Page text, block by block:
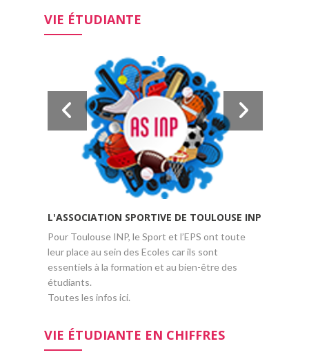
VIE ÉTUDIANTE
L'ASSOCIATION SPORTIVE DE TOULOUSE INP
Pour Toulouse INP, le Sport et l’EPS ont toute
leur place au sein des Ecoles car ils sont
essentiels à la formation et au bien-être des
étudiants.
Toutes les infos ici.
VIE ÉTUDIANTE EN CHIFFRES